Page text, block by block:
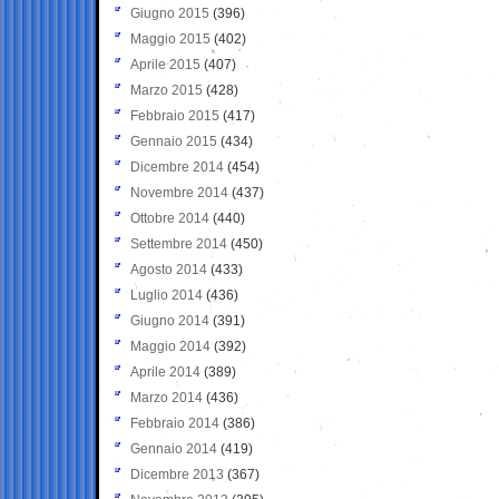
Giugno 2015 (396)
Maggio 2015 (402)
Aprile 2015 (407)
Marzo 2015 (428)
Febbraio 2015 (417)
Gennaio 2015 (434)
Dicembre 2014 (454)
Novembre 2014 (437)
Ottobre 2014 (440)
Settembre 2014 (450)
Agosto 2014 (433)
Luglio 2014 (436)
Giugno 2014 (391)
Maggio 2014 (392)
Aprile 2014 (389)
Marzo 2014 (436)
Febbraio 2014 (386)
Gennaio 2014 (419)
Dicembre 2013 (367)